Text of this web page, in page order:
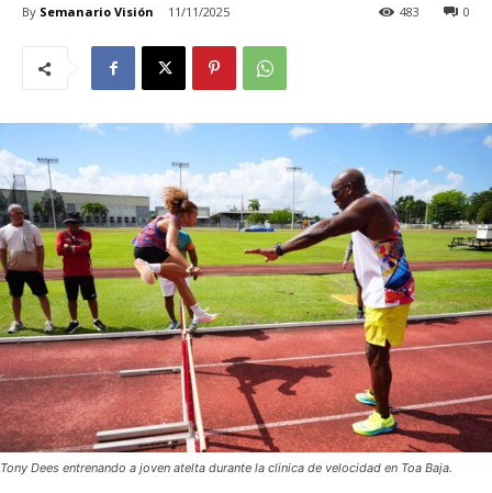
By Semanario Visión 11/11/2025 0
483
Tony Dees entrenando a joven atelta durante la clinica de velocidad en Toa Baja.